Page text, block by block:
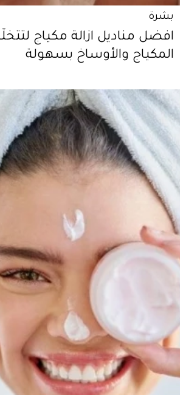
بشرة
افضل مناديل ازالة مكياج
المكياج والأوساخ بسهولة